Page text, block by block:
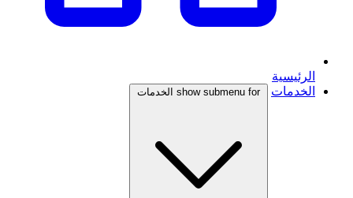
الرئيسية
الخدمات
show submenu for الخدمات